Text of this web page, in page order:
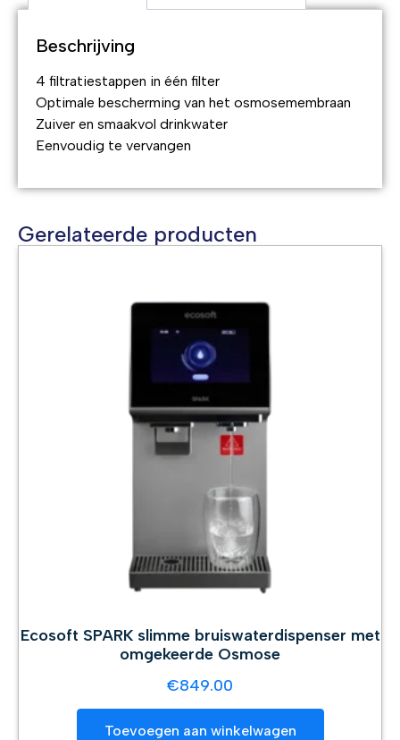
Beschrijving
4 filtratiestappen in één filter
Optimale bescherming van het osmosemembraan
Zuiver en smaakvol drinkwater
Eenvoudig te vervangen
Gerelateerde producten
Ecosoft SPARK slimme bruiswaterdispenser met
omgekeerde Osmose
€849.00
Toevoegen aan winkelwagen